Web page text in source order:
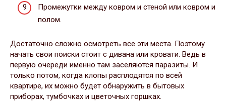
Промежутки между ковром и стеной или ковром и
полом.
Достаточно сложно осмотреть все эти места. Поэтому
начать свои поиски стоит с дивана или кровати. Ведь в
первую очереди именно там заселяются паразиты. И
только потом, когда клопы расплодятся по всей
квартире, их можно будет обнаружить в бытовых
приборах, тумбочках и цветочных горшках.